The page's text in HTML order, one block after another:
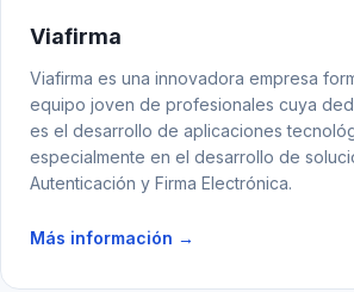
Viafirma
Viafirma es una innovadora empresa
equipo joven de profesionales cuya
es el desarrollo de aplicaciones
especialmente en el desarrollo de
Autenticación y Firma Electrónica.
Más información →